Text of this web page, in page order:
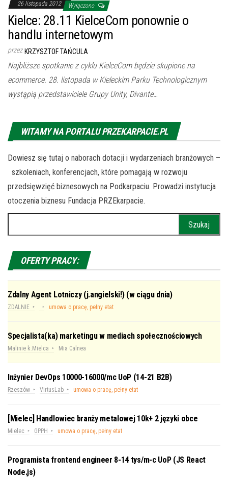
26 listopada 2012 Wyłączono
Kielce: 28.11 KielceCom ponownie o
handlu internetowym
przez KRZYSZTOF TAŃCULA
Najbliższe spotkanie z cyklu KielceCom będzie skupione na
ecommerce. 28. listopada w Kieleckim Parku Technologicznym
wystąpią przedstawiciele Grupy Unity, Divante…
WITAMY NA PORTALU PRZEKARPACIE.PL
Dowiesz się tutaj o naborach dotacji i wydarzeniach branżowych –
szkoleniach, konferencjach, które pomagają w rozwoju
przedsięwzięć biznesowych na Podkarpaciu. Prowadzi instytucja
otoczenia biznesu Fundacja PRZEkarpacie.
OFERTY PRACY:
Zdalny Agent Lotniczy (j.angielski!) (w ciągu dnia)
ZDALNIE umowa o pracę, pełny etat
Specjalista(ka) marketingu w mediach społecznościowych
Malinie k.Mielca Mia Calnea
Inżynier DevOps 10000-16000/mc UoP (14-21 B2B)
Rzeszów VirtusLab umowa o pracę, pełny etat
[Mielec] Handlowiec branży metalowej 10k+ 2 języki obce
Mielec GPPH umowa o pracę, pełny etat
Programista frontend engineer 8-14 tys/m-c UoP (JS React
Node.js)